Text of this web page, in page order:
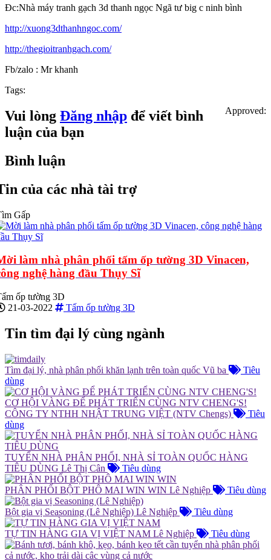
Đc:Nhà máy tranh gạch 3d thanh ngọc Ngã tư big c ninh bình
http://xuong3dthanhngoc.com/
http://thegioitranhgach.com/
Fb/zalo : Mr khanh
Tags:
Approved:
Vui lòng Đăng nhập để viết bình
luận của bạn
Bình luận
của các nhà tài trợ
Gấp
làm nhà phân phối tấm ốp tường 3D Vinacen,
nghệ hàng đầu Thụy Sĩ
ốp tường 3D
21-03-2022
Tấm ốp tường 3D
Tin tìm đại lý cùng ngành
Tìm đại lý, nhà phân phối khăn lạnh trên toàn quốc Vũ ba
Tiêu
dùng
CƠ HỘI VÀNG ĐỂ PHÁT TRIỂN CÙNG NTV CHENG'S!
CÔNG TY NTHH NHẬT TRUNG VIỆT (NTV Chengs)
Tiêu
dùng
TUYỂN NHÀ PHÂN PHỐI, NHÀ SỈ TOÀN QUỐC HÀNG
TIÊU DÙNG Lê Thị Cân Tiêu dùng
PHÂN PHỐI BỘT PHÔ MAI WIN WIN Lê Nghiệp Tiêu dùng
Bột gia vị Seasoning (Lê Nghiệp) Lê Nghiệp Tiêu dùng
TỰ TIN HÀNG GIA VỊ VIỆT NAM Lê Nghiệp Tiêu dùng